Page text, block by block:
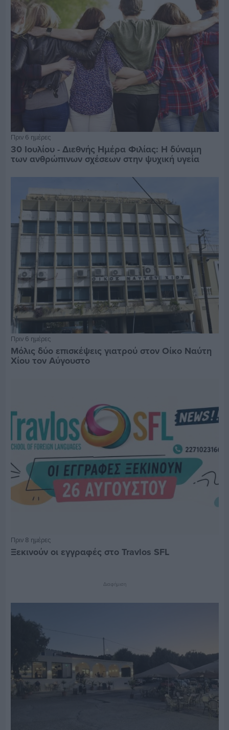
Πριν 6 ημέρες
30 Ιουλίου - Διεθνής Ημέρα Φιλίας: Η δύναμη
των ανθρώπινων σχέσεων στην ψυχική υγεία
Πριν 6 ημέρες
Μόλις δύο επισκέψεις γιατρού στον Οίκο Ναύτη
Χίου τον Αύγουστο
Πριν 8 ημέρες
Ξεκινούν οι εγγραφές στο Travlos SFL
Διαφήμιση